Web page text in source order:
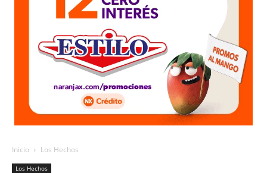
Inicio Los Hechos
Los Hechos